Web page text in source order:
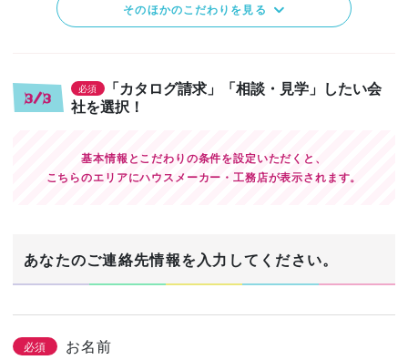
そのほかのこだわりを見る
3/3
必須
「カタログ請求」「相談・見学」したい会
社を選択！
基本情報とこだわりの条件を設定いただくと、
こちらのエリアにハウスメーカー・工務店が表示されます。
あなたのご連絡先情報を入力してください。
必須 お名前